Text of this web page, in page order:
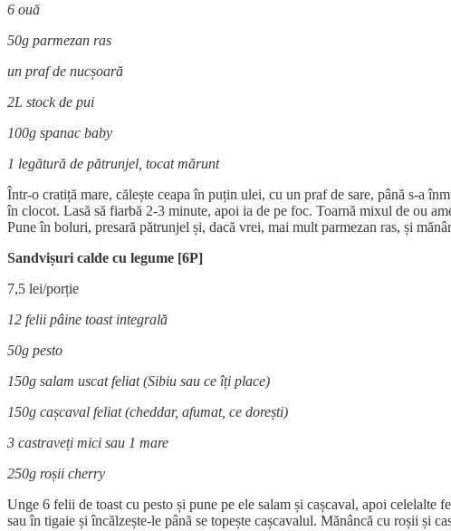
6 ouă
50g parmezan ras
un praf de nucșoară
2L stock de pui
100g spanac baby
1 legătură de pătrunjel, tocat mărunt
Într-o cratiță mare, călește ceapa în puțin ulei, cu un praf de sare, până s-a
în clocot. Lasă să fiarbă 2-3 minute, apoi ia de pe foc. Toarnă mixul de ou
Pune în boluri, presară pătrunjel și, dacă vrei, mai mult parmezan ras, și
Sandvișuri calde cu legume [6P]
7,5 lei/porție
12 felii pâine toast integrală
50g pesto
150g salam uscat feliat (Sibiu sau ce îți place)
150g cașcaval feliat (cheddar, afumat, ce dorești)
3 castraveți mici sau 1 mare
250g roșii cherry
Unge 6 felii de toast cu pesto și pune pe ele salam și cașcaval, apoi
sau în tigaie și încălzește-le până se topește cașcavalul. Mănâncă cu roșii și